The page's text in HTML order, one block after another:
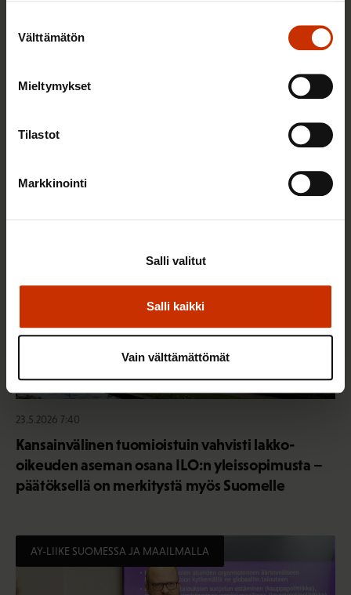
valinta
Välttämätön
Mieltymykset
Tilastot
Markkinointi
Salli kaikki
Salli valitut
Vain välttämättömät
Työelämän ammattilaiset: Panemme olutta,
23.5.2026 7:40
Kansainvälinen tuomioistuin vahvisti lakko-
oikeuden aseman osana ILO:n yleissopimusta –
päätöksellä on merkitystä myös Suomelle
AY-LIIKE SUOMESSA JA MAAILMALLA